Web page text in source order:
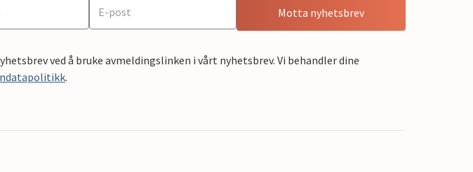
Motta nyhetsbrev
ved å bruke avmeldingslinken i vårt nyhetsbrev. Vi behandler dine
.